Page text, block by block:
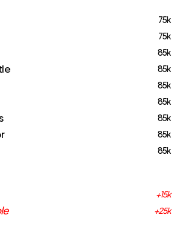
75k
75k
85k
85k
85k
85k
85k
85k
85k
+15k
+25k